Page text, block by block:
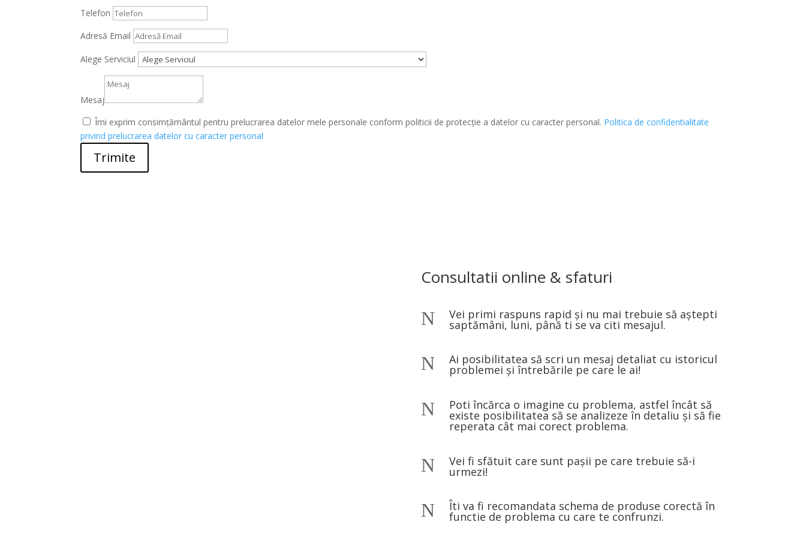
Telefon
Adresă Email
Alege Serviciul
Mesaj
Îmi exprim consimțământul pentru prelucrarea datelor mele personale conform politicii de protecție a datelor cu caracter personal. Politica de confidentialitate
privind prelucrarea datelor cu caracter personal
Trimite
Consultatii online & sfaturi
N
Vei primi raspuns rapid și nu mai trebuie să aștepti
saptămâni, luni, până ti se va citi mesajul.
N Ai posibilitatea să scri un mesaj detaliat cu istoricul
problemei și întrebările pe care le ai!
N Poti încărca o imagine cu problema, astfel încât să
existe posibilitatea să se analizeze în detaliu și să fie
reperata cât mai corect problema.
N Vei fi sfătuit care sunt pașii pe care trebuie să-i
urmezi!
N Îti va fi recomandata schema de produse corectă în
functie de problema cu care te confrunzi.